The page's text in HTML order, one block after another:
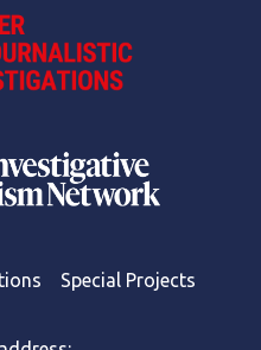
Special Projects